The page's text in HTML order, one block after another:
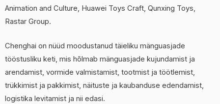
Animation and Culture, Huawei Toys Craft, Qunxing Toys,
Rastar Group.
Chenghai on nüüd moodustanud täieliku mänguasjade
tööstusliku keti, mis hõlmab mänguasjade kujundamist ja
arendamist, vormide valmistamist, tootmist ja töötlemist,
trükkimist ja pakkimist, näituste ja kaubanduse edendamist,
logistika levitamist ja nii edasi.